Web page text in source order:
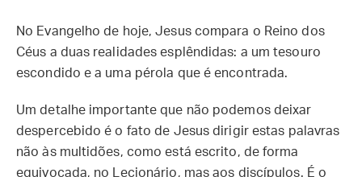
No Evangelho de hoje, Jesus compara o Reino dos
Céus a duas realidades esplêndidas: a um tesouro
escondido e a uma pérola que é encontrada.
Um detalhe importante que não podemos deixar
despercebido é o fato de Jesus dirigir estas palavras
não às multidões, como está escrito, de forma
equivocada, no Lecionário, mas aos discípulos. É o